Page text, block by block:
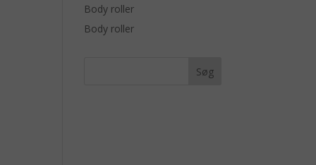
Body roller
Body roller